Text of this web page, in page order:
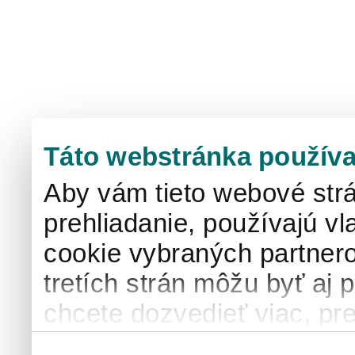
Táto webstránka
Aby vám tieto webové
prehliadanie, používajú
cookie vybraných
tretích strán môžu byť aj
chcete dozvedieť viac,